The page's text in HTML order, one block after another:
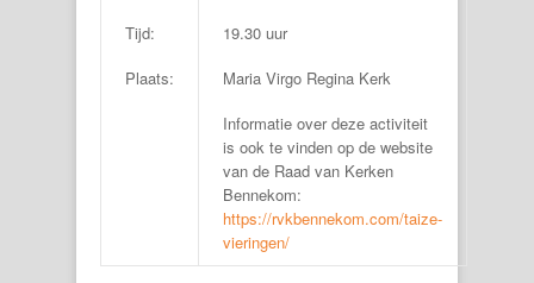
Tijd:
19.30 uur
Plaats:
Maria Virgo Regina Kerk
Informatie over deze activiteit
is ook te vinden op de website
van de Raad van Kerken
Bennekom:
https://rvkbennekom.com/taize-
vieringen/